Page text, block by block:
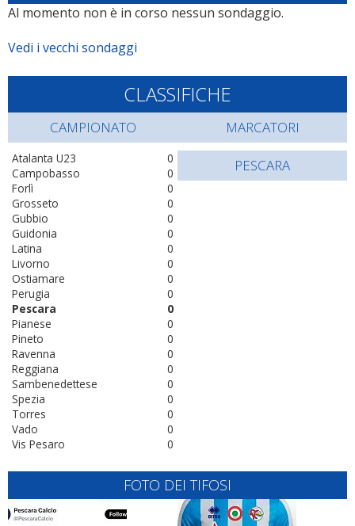
Al momento non è in corso nessun sondaggio.
Vedi i vecchi sondaggi
CLASSIFICHE
CAMPIONATO
0
Atalanta U23
0
Campobasso
0
Forlì
0
Grosseto
0
Gubbio
0
Guidonia
0
Latina
0
Livorno
0
Ostiamare
0
Perugia
0
Pescara
0
Pianese
0
Pineto
0
Ravenna
0
Reggiana
0
Sambenedettese
0
Spezia
0
Torres
0
Vado
0
Vis Pesaro
MARCATORI
PESCARA
FOTO DEI TIFOSI